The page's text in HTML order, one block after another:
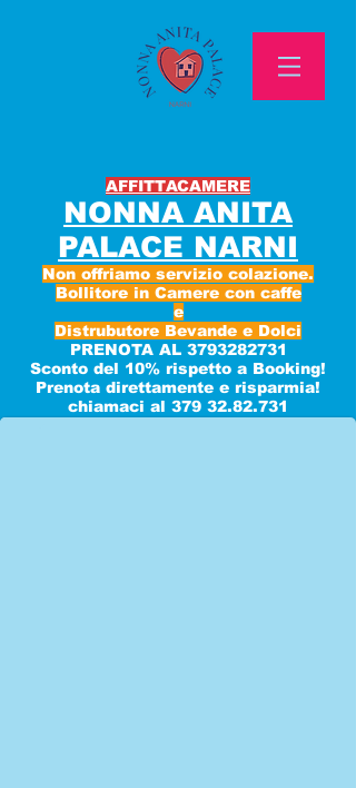
AFFITTACAMERE
NONNA ANITA
PALACE NARNI
Non offriamo servizio colazione.
Bollitore in Camere con caffe
e
Distrubutore Bevande e Dolci
PRENOTA AL 3793282731
Sconto del 10% rispetto a Booking!
Prenota direttamente e risparmia!
chiamaci al 379 32.82.731
NARNI
IL PONTE D'AUGUSTO